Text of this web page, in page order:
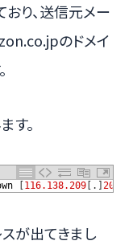
り、送信元メー
のドメイ
す。
[116.138.209 [ . ] 207
が出てきまし